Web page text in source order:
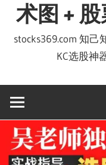
术图 +
stocks369.com 知
KC选股神